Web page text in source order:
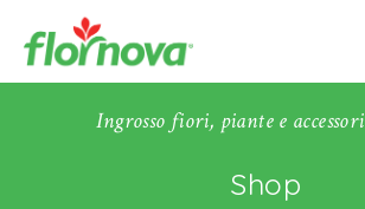
Ingrosso fiori, piante e accessori
Shop